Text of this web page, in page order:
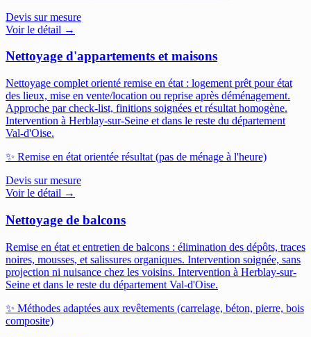
Devis sur mesure
Voir le détail →
Nettoyage d'appartements et maisons
Nettoyage complet orienté remise en état : logement prêt pour état
des lieux, mise en vente/location ou reprise après déménagement.
Approche par check-list, finitions soignées et résultat homogène.
Intervention à Herblay-sur-Seine et dans le reste du département
Val-d'Oise.
✨ Remise en état orientée résultat (pas de ménage à l'heure)
Devis sur mesure
Voir le détail →
Nettoyage de balcons
Remise en état et entretien de balcons : élimination des dépôts, traces
noires, mousses, et salissures organiques. Intervention soignée, sans
projection ni nuisance chez les voisins. Intervention à Herblay-sur-
Seine et dans le reste du département Val-d'Oise.
✨ Méthodes adaptées aux revêtements (carrelage, béton, pierre, bois
composite)